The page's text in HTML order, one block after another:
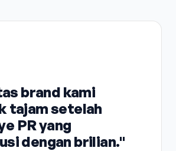
brand kami
tajam setelah
PR yang
dengan brilian."